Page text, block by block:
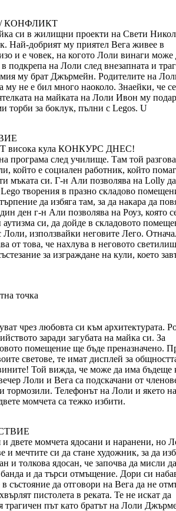
КОНФЛИКТ
си в жилищни проекти на Свети
Най-добрият му приятел Вега живее в
и е човек, на когото Лоли винаги може
в подкрепа на Лоли след внезапната и
му брат Джърмейн. Родителите на
му не е бил много наоколо. Знаейки, че
на майката на Лоли Ивон му
торби за боклук, пълни с Legos. U
висока кула КОНКУРС ДНЕС!
програма след училище. Там той
който е социален работник, който
мъката си. Г-н Али позволява на Lolly да
творения в празно складово
да избяга там, за да накара да
ден г-н Али позволява на Роуз, която
си, да дойде в складовото
Лоли, използвайки неговите Лего.
от това, че нахлува в неговото
за изграждане на кули, което
точка
чрез любовта си към архитектурата.
заради загубата на майка си. За
помещение ще бъде преназначено.
светове, те имат дисплей за
Той вижда, че може да има бъдеще
Лоли и Вега са подскачани от
тормозили. Телефонът на Лоли и якето
момчета са тежко избити.
и двете момчета ядосани и наранени, но
и мечтите си да стане художник, за да
и толкова ядосан, че започва да мисли
и да търси отмъщение. Дори си
състояние да отговори на Вега да не
пистолета в реката. Те не искат да
трагичен път като братът на Лоли